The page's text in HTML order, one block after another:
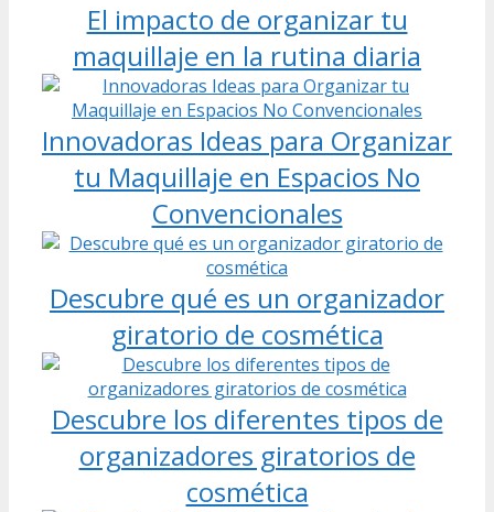
El impacto de organizar tu
maquillaje en la rutina diaria
Innovadoras Ideas para Organizar
tu Maquillaje en Espacios No
Convencionales
Descubre qué es un organizador
giratorio de cosmética
Descubre los diferentes tipos de
organizadores giratorios de
cosmética